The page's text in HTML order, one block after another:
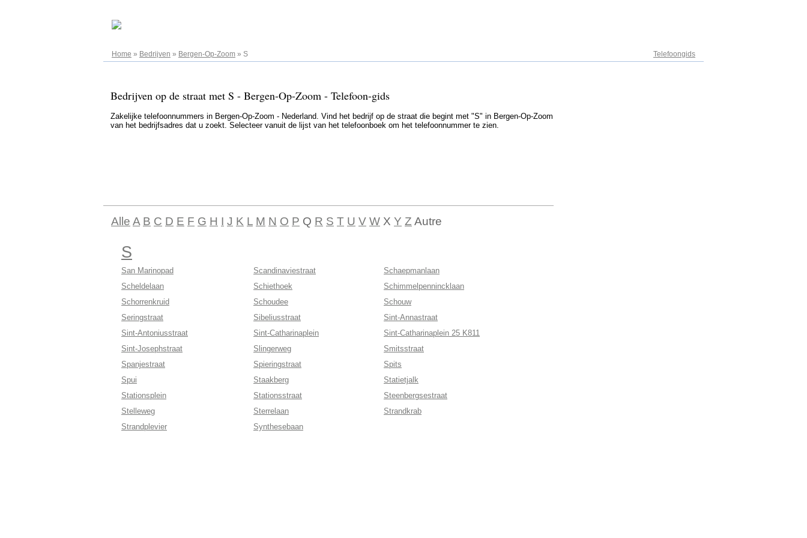
Telefoongids
Home » Bedrijven » Bergen-Op-Zoom » S
Bedrijven op de straat met S - Bergen-Op-Zoom - Telefoon-gids
Zakelijke telefoonnummers in Bergen-Op-Zoom - Nederland. Vind het bedrijf op de straat die begint met "S" in Bergen-Op-Zoom
van het bedrijfsadres dat u zoekt. Selecteer vanuit de lijst van het telefoonboek om het telefoonnummer te zien.
Alle A B C D E F G H I J K L M N O P Q R S T U V W X Y Z Autre
S
San Marinopad Scandinaviestraat
Schaepmanlaan
Scheldelaan
Schiethoek
Schimmelpennincklaan
Schorrenkruid
Schoudee
Schouw
Seringstraat
Sibeliusstraat
Sint-Annastraat
Sint-Antoniusstraat
Sint-Catharinaplein
Sint-Catharinaplein 25 K811
Sint-Josephstraat
Slingerweg
Smitsstraat
Spanjestraat
Spieringstraat
Spits
Spui
Staakberg
Statietjalk
Stationsplein
Stationsstraat
Steenbergsestraat
Stelleweg
Sterrelaan
Strandkrab
Strandplevier
Synthesebaan